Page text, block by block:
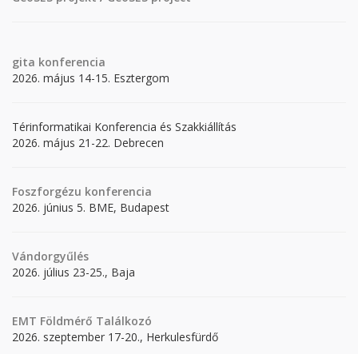
gita konferencia
2026. május 14-15. Esztergom
Térinformatikai Konferencia és Szakkiállítás
2026. május 21-22. Debrecen
Foszforgézu konferencia
2026. június 5. BME, Budapest
Vándorgyűlés
2026. július 23-25., Baja
EMT Földmérő Találkozó
2026. szeptember 17-20., Herkulesfürdő